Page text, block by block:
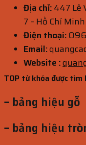
Địa chỉ:447 Lê
7 – Hồ Chí Minh
Điện thoại:
Email:
Website :
TOP từ khóa được tìm
– bảng hiệu gỗ
– bảng hiệu